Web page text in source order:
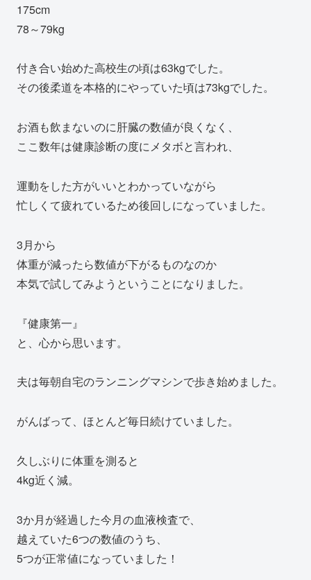
175cm
78～79kg
付き合い始めた高校生の頃は63kgでした。
その後柔道を本格的にやっていた頃は73kgでした。
お酒も飲まないのに肝臓の数値が良くなく、
ここ数年は健康診断の度にメタボと言われ、
運動をした方がいいとわかっていながら
忙しくて疲れているため後回しになっていました。
3月から
体重が減ったら数値が下がるものなのか
本気で試してみようということになりました。
『健康第一』
と、心から思います。
夫は毎朝自宅のランニングマシンで歩き始めました。
がんばって、ほとんど毎日続けていました。
久しぶりに体重を測ると
4kg近く減。
3か月が経過した今月の血液検査で、
越えていた6つの数値のうち、
5つが正常値になっていました！